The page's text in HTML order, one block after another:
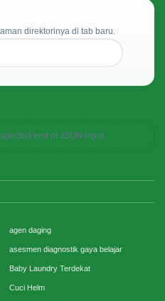
direktorinya di tab baru.
end of JSON input
agen daging
asesmen diagnostik gaya belajar
Baby Laundry Terdekat
Cuci Helm